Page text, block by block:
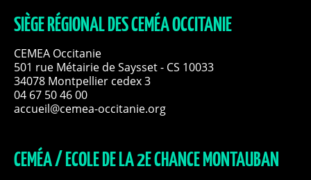
SIÈGE RÉGIONAL DES CEMÉA OCCITANIE
CEMEA Occitanie
501 rue Métairie de Saysset - CS 10033
34078 Montpellier cedex 3
04 67 50 46 00
accueil@cemea-occitanie.org
CEMÉA / ECOLE DE LA 2E CHANCE MONTAUBAN